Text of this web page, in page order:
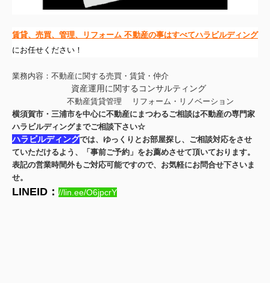
賃貸、売買、管理、リフォーム 不動産の事はすべてハラビルディング
にお任せください！
業務内容：不動産に関する売買・賃貸・仲介
資産運用に関するコンサルティング
不動産賃貸管理 リフォーム・リノベーション
横須賀市・三浦市を中心に不動産にまつわるご相談は不動産の専門家
ハラビルディングまでご相談下さい☆
ハラビルディングでは、ゆっくりとお部屋探し、ご相談対応をさせ
ていただけるよう、「事前ご予約」をお薦めさせて頂いております。
表記の営業時間外もご対応可能ですので、お気軽にお問合せ下さいま
せ。
LINEID： //lin.ee/O6jpcrY